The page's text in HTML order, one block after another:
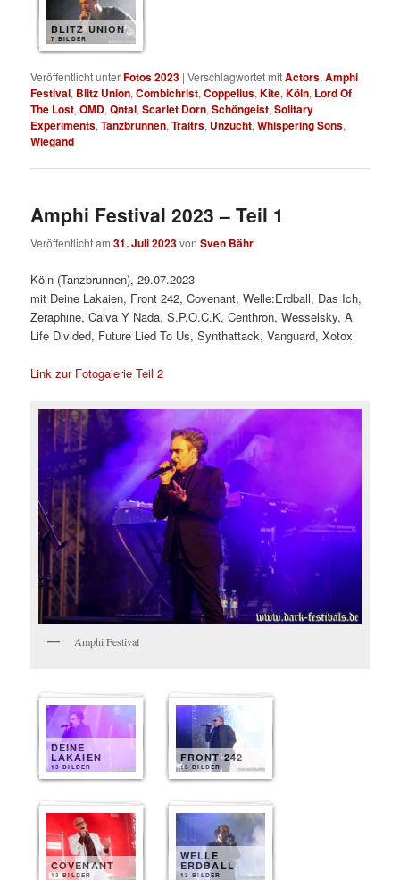
BLITZ UNION
7 BILDER
Veröffentlicht unterFotos 2023 |Verschlagwortet mitActors,Amphi
Festival, Blitz Union,Combichrist,Coppelius,Kite,Köln, Lord Of
The Lost,OMD,Qntal,Scarlet Dorn,Schöngeist,Solitary
Experiments,Tanzbrunnen,Traitrs, Unzucht,Whispering Sons,
Wiegand
Amphi Festival 2023 – Teil 1
Veröffentlicht am31. Juli 2023vonSven Bähr
Köln (Tanzbrunnen), 29.07.2023
mit Deine Lakaien, Front 242, Covenant, Welle:Erdball, Das Ich,
Zeraphine, Calva Y Nada, S.P.O.C.K, Centhron, Wesselsky, A
Life Divided, Future Lied To Us, Synthattack, Vanguard, Xotox
Link zur Fotogalerie Teil 2
Amphi Festival
DEINE
LAKAIEN
13 BILDER
FRONT 242
13 BILDER
COVENANT
13 BILDER
WELLE
ERDBALL
13 BILDER